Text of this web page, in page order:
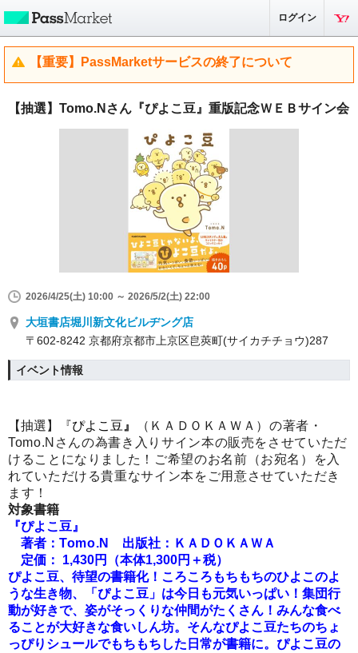
ログイン
【重要】PassMarketサービスの終了について
【抽選】Tomo.Nさん『ぴよこ豆』重版記念ＷＥＢサイン会
2026/4/25(土) 10:00 ～ 2026/5/2(土) 22:00
大垣書店堀川新文化ビルヂング店
〒602-8242 京都府京都市上京区皀莢町(サイカチチョウ)287
イベント情報
【抽選】 『ぴよこ豆 』
（ＫＡＤＯＫＡＷＡ）の著者・
Tomo.Nさんの為書き入りサイン本の販売をさせていただ
けることになりました！ご希望のお名前（お宛名）を入
れていただける貴重なサイン本をご用意させていただき
ます！
対象書籍
『ぴよこ豆』
著者： Tomo.N
出版社：ＫＡＤＯＫＡＷＡ
定価： 1,430円（本体1,300円＋税）
ぴよこ豆、待望の書籍化！ころころもちもちのひよこのよ
うな生き物、「ぴよこ豆」は今日も元気いっぱい！集団行
動が好きで、姿がそっくりな仲間がたくさん！みんな食べ
ることが大好きな食いしん坊。そんなぴよこ豆たちのちょ
っぴりシュールでもちもちした日常が書籍に。ぴよこ豆の